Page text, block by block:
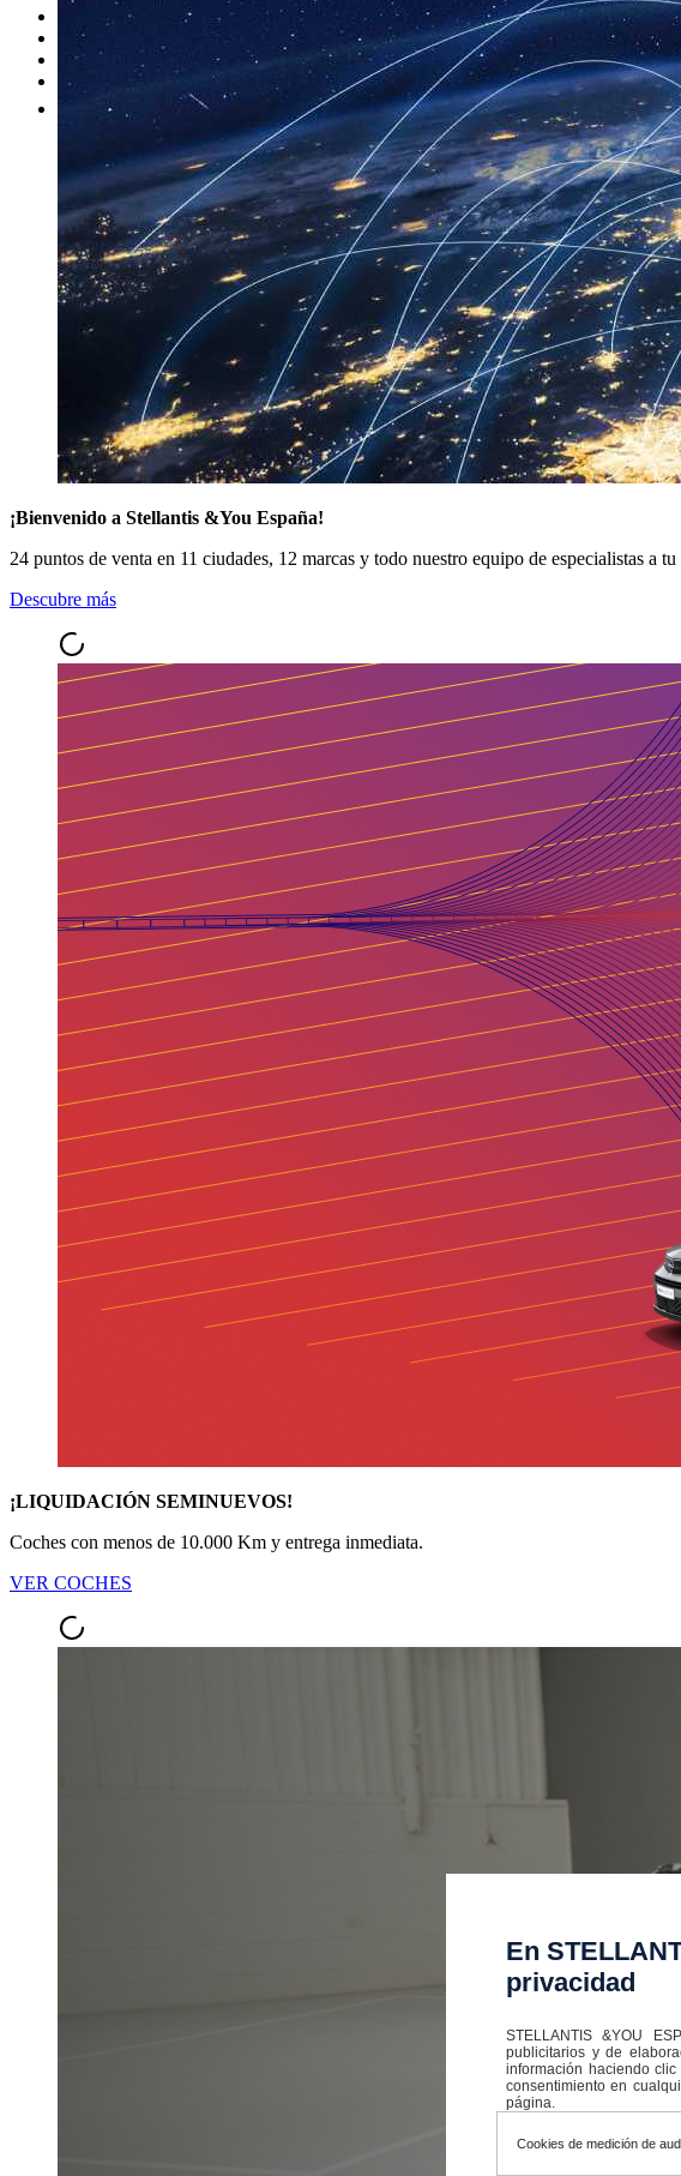
Nuestras marcas
Cita Taller
Tasar coche gratis
Otros
¡Bienvenido a Stellantis &You España!
24 puntos de venta en 11 ciudades, 12 marcas y todo nuestro equipo de especialistas a
Descubre más
¡LIQUIDACIÓN SEMINUEVOS!
Coches con menos de 10.000 Km y entrega inmediata.
VER COCHES
En
privacidad
STELLANTIS &YOU
publicitarios y de
información haciendo
consentimiento en
página.
Cookies de medición de